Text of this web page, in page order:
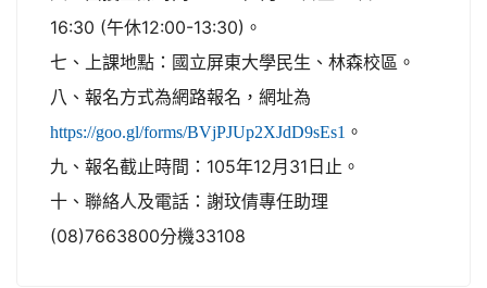
16:30 (午休12:00-13:30)。
七、上課地點：國立屏東大學民生、林森校區。
八、報名方式為網路報名，網址為
https://goo.gl/forms/BVjPJUp2XJdD9sEs1 。
九、報名截止時間：105年12月31日止。
十、聯絡人及電話：謝玟倩專任助理
(08)7663800分機33108